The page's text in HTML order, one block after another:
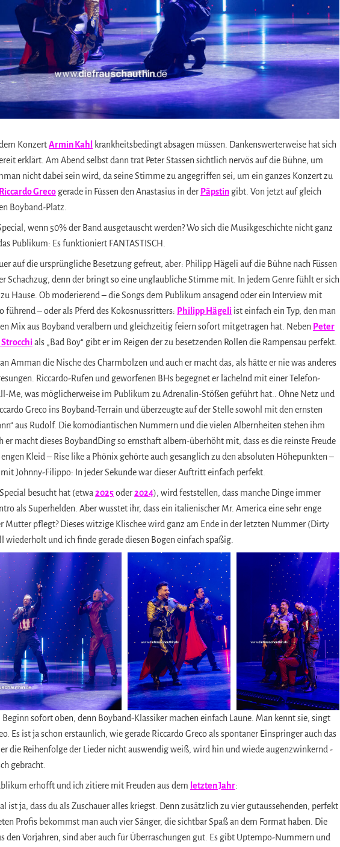
KonzertArmin Kahl krankheitsbedingt absagen müssen. Dankenswerterweise hat sich
erklärt. Am Abend selbst dann trat Peter Stassen sichtlich nervös auf die Bühne, um
nicht dabei sein wird, da seine Stimme zu angegriffen sei, um ein ganzes Konzert zu
Riccardo Greco gerade in Füssen den Anastasius in der Päpstin gibt. Von jetzt auf gleich
Boyband-Platz.
wenn 50% der Band ausgetauscht werden? Wo sich die Musikgeschichte nicht ganz
Publikum: Es funktioniert FANTASTISCH.
auf die ursprüngliche Besetzung gefreut, aber: Philipp Hägeli auf die Bühne nach Füssen
Schachzug, denn der bringt so eine unglaubliche Stimme mit. In jedem Genre fühlt er sich
Hause. Ob moderierend – die Songs dem Publikum ansagend oder ein Interview mit
führend – oder als Pferd des Kokosnussritters: Philipp Hägeli ist einfach ein Typ, den man
Mix aus Boyband veralbern und gleichzeitig feiern sofort mitgetragen hat. Neben Peter
als „Bad Boy“ gibt er im Reigen der zu besetzenden Rollen die Rampensau perfekt.
Amman die Nische des Charmbolzen und auch er macht das, als hätte er nie was anderes
Riccardo-Rufen und geworfenen BHs begegnet er lächelnd mit einer Telefon-
Me, was möglicherweise im Publikum zu Adrenalin-Stößen geführt hat.. Ohne Netz und
Greco ins Boyband-Terrain und überzeugte auf der Stelle sowohl mit den ernsten
aus Rudolf. Die komödiantischen Nummern und die vielen Albernheiten stehen ihm
er macht dieses BoybandDing so ernsthaft albern-überhöht mit, dass es die reinste Freude
Kleid – Rise like a Phönix gehörte auch gesanglich zu den absoluten Höhepunkten –
Johnny-Filippo: In jeder Sekunde war dieser Auftritt einfach perfekt.
besucht hat (etwa 2025oder2024), wird feststellen, dass manche Dinge immer
als Superhelden. Aber wusstet ihr, dass ein italienischer Mr. America eine sehr enge
Mutter pflegt? Dieses witzige Klischee wird ganz am Ende in der letzten Nummer (Dirty
und ich finde gerade diesen Bogen einfach spaßig.
sofort oben, denn Boyband-Klassiker machen einfach Laune. Man kennt sie, singt
Es ist ja schon erstaunlich, wie gerade Riccardo Greco als spontaner Einspringer auch das
die Reihenfolge der Lieder nicht auswendig weiß, wird hin und wiede augenzwinkernd -
gebracht.
erhofft und ich zitiere mit Freuden aus dem letzten Jahr:
ist ja, dass du als Zuschauer alles kriegst. Denn zusätzlich zu vier gutaussehenden, perfekt
Profis bekommst man auch vier Sänger, die sichtbar Spaß an dem Format haben. Die
den Vorjahren, sind aber auch für Überraschungen gut. Es gibt Uptempo-Nummern und